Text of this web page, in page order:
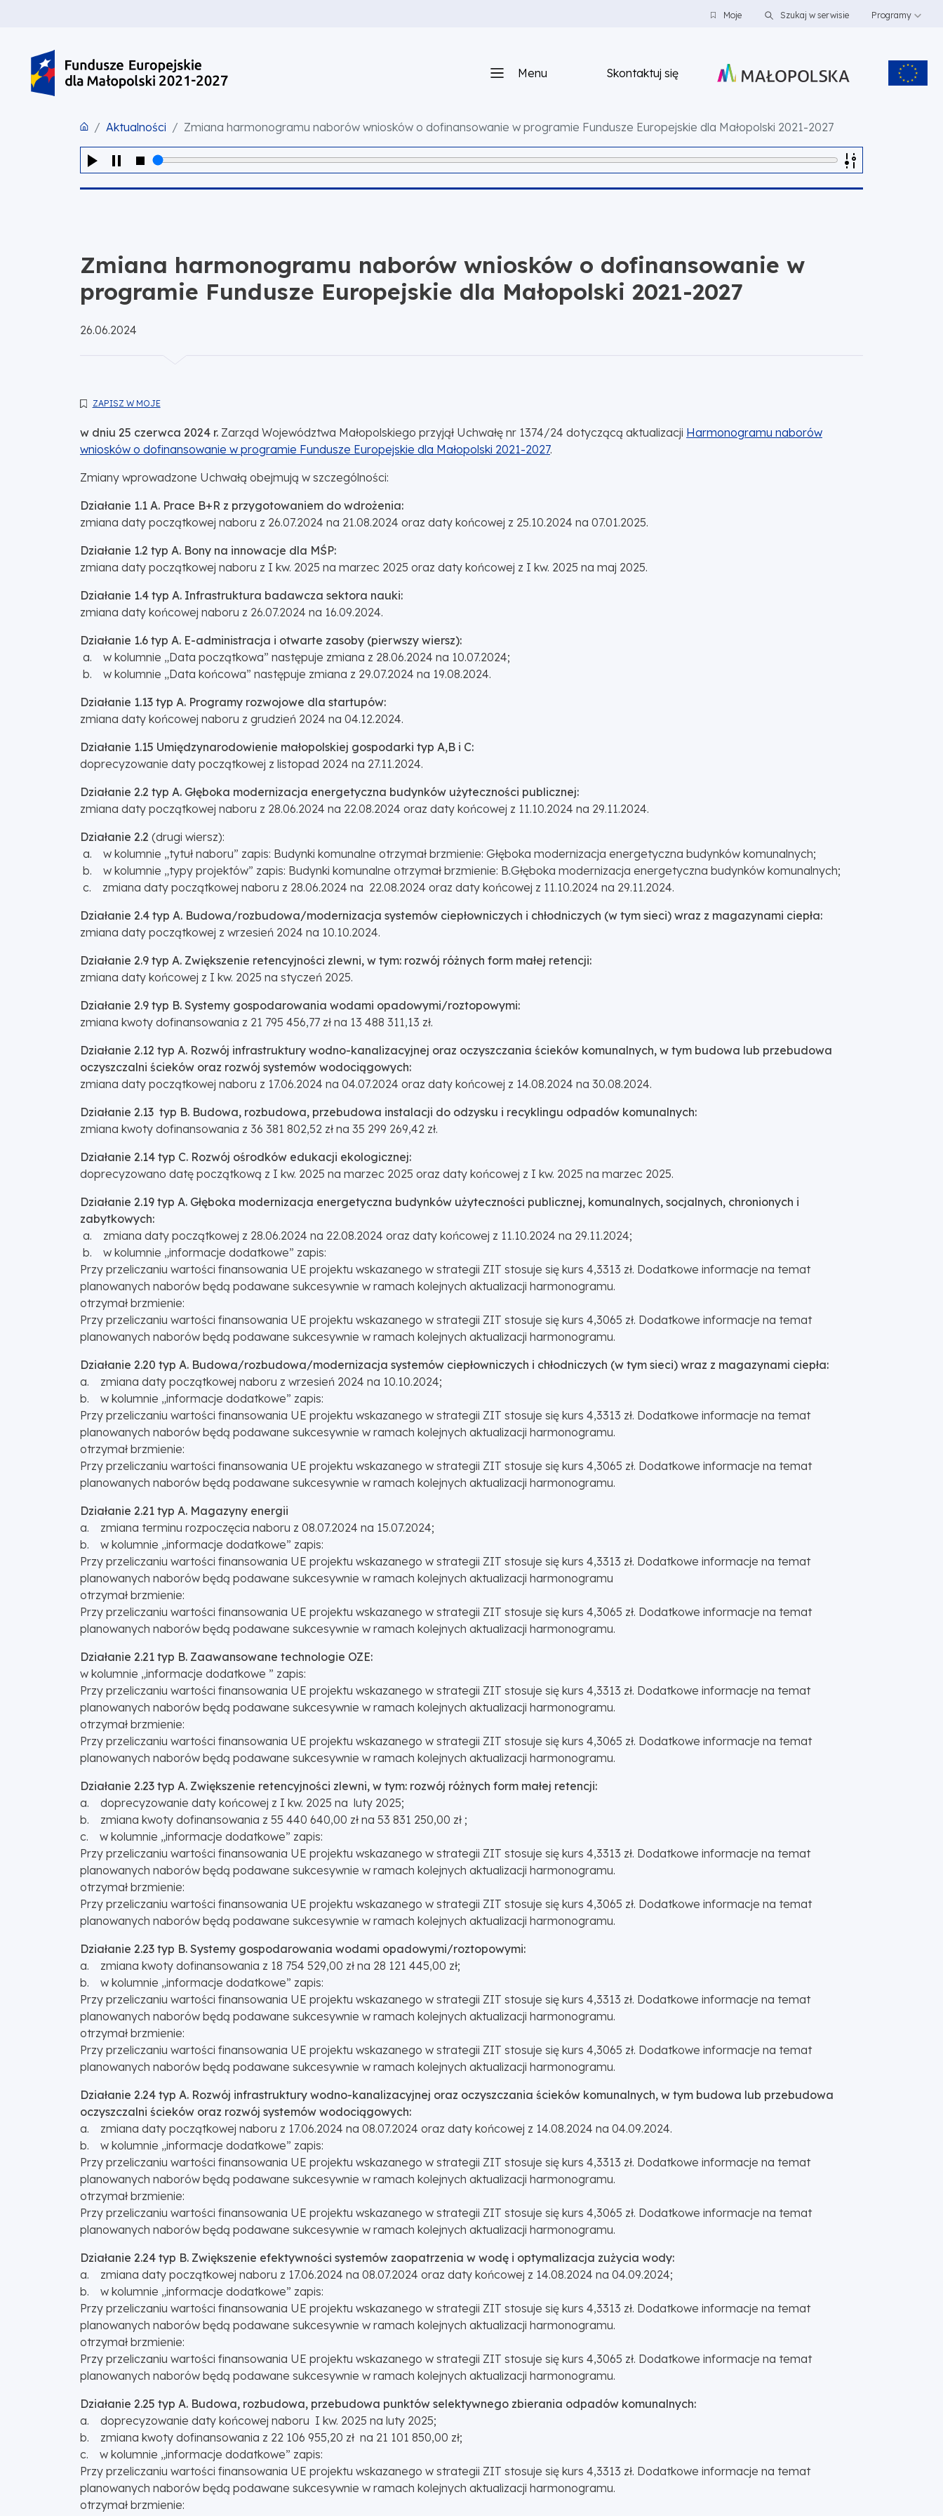
Moje Szukaj w serwisie Programy
Menu Skontaktuj się
Aktualności Zmiana harmonogramu naborów wniosków o dofinansowanie w programie Fundusze Europejskie dla Małopolski 2021-2027
Zmiana harmonogramu naborów wniosków o dofinansowanie w
programie Fundusze Europejskie dla Małopolski 2021-2027
Opublikowano:
26.06.2024
ZAPISZ W MOJE
w dniu 25 czerwca 2024 r. Zarząd Województwa Małopolskiego przyjął Uchwałę nr 1374/24 dotyczącą aktualizacji Harmonogramu naborów
wniosków o dofinansowanie w programie Fundusze Europejskie dla Małopolski 2021-2027.
Zmiany wprowadzone Uchwałą obejmują w szczególności:
Działanie 1.1 A. Prace B+R z przygotowaniem do wdrożenia:
zmiana daty początkowej naboru z 26.07.2024 na 21.08.2024 oraz daty końcowej z 25.10.2024 na 07.01.2025.
Działanie 1.2 typ A. Bony na innowacje dla MŚP:
zmiana daty początkowej naboru z I kw. 2025 na marzec 2025 oraz daty końcowej z I kw. 2025 na maj 2025.
Działanie 1.4 typ A. Infrastruktura badawcza sektora nauki:
zmiana daty końcowej naboru z 26.07.2024 na 16.09.2024.
Działanie 1.6 typ A. E-administracja i otwarte zasoby (pierwszy wiersz):
a. w kolumnie „Data początkowa” następuje zmiana z 28.06.2024 na 10.07.2024;
b. w kolumnie „Data końcowa” następuje zmiana z 29.07.2024 na 19.08.2024.
Działanie 1.13 typ A. Programy rozwojowe dla startupów:
zmiana daty końcowej naboru z grudzień 2024 na 04.12.2024.
Działanie 1.15 Umiędzynarodowienie małopolskiej gospodarki typ A,B i C:
doprecyzowanie daty początkowej z listopad 2024 na 27.11.2024.
Działanie 2.2 typ A. Głęboka modernizacja energetyczna budynków użyteczności publicznej:
zmiana daty początkowej naboru z 28.06.2024 na 22.08.2024 oraz daty końcowej z 11.10.2024 na 29.11.2024.
Działanie 2.2 (drugi wiersz):
a. w kolumnie „tytuł naboru” zapis: Budynki komunalne otrzymał brzmienie: Głęboka modernizacja energetyczna budynków komunalnych;
b. w kolumnie „typy projektów” zapis: Budynki komunalne otrzymał brzmienie: B.Głęboka modernizacja energetyczna budynków komunalnych;
c. zmiana daty początkowej naboru z 28.06.2024 na 22.08.2024 oraz daty końcowej z 11.10.2024 na 29.11.2024.
Działanie 2.4 typ A. Budowa/rozbudowa/modernizacja systemów ciepłowniczych i chłodniczych (w tym sieci) wraz z magazynami ciepła:
zmiana daty początkowej z wrzesień 2024 na 10.10.2024.
Działanie 2.9 typ A. Zwiększenie retencyjności zlewni, w tym: rozwój różnych form małej retencji:
zmiana daty końcowej z I kw. 2025 na styczeń 2025.
Działanie 2.9 typ B. Systemy gospodarowania wodami opadowymi/roztopowymi:
zmiana kwoty dofinansowania z 21 795 456,77 zł na 13 488 311,13 zł.
Działanie 2.12 typ A. Rozwój infrastruktury wodno-kanalizacyjnej oraz oczyszczania ścieków komunalnych, w tym budowa lub przebudowa
oczyszczalni ścieków oraz rozwój systemów wodociągowych:
zmiana daty początkowej naboru z 17.06.2024 na 04.07.2024 oraz daty końcowej z 14.08.2024 na 30.08.2024.
Działanie 2.13 typ B. Budowa, rozbudowa, przebudowa instalacji do odzysku i recyklingu odpadów komunalnych:
zmiana kwoty dofinansowania z 36 381 802,52 zł na 35 299 269,42 zł.
Działanie 2.14 typ C. Rozwój ośrodków edukacji ekologicznej:
doprecyzowano datę początkową z I kw. 2025 na marzec 2025 oraz daty końcowej z I kw. 2025 na marzec 2025.
Działanie 2.19 typ A. Głęboka modernizacja energetyczna budynków użyteczności publicznej, komunalnych, socjalnych, chronionych i
zabytkowych:
a. zmiana daty początkowej z 28.06.2024 na 22.08.2024 oraz daty końcowej z 11.10.2024 na 29.11.2024;
b. w kolumnie „informacje dodatkowe” zapis:
Przy przeliczaniu wartości finansowania UE projektu wskazanego w strategii ZIT stosuje się kurs 4,3313 zł. Dodatkowe informacje na temat
planowanych naborów będą podawane sukcesywnie w ramach kolejnych aktualizacji harmonogramu.
otrzymał brzmienie:
Przy przeliczaniu wartości finansowania UE projektu wskazanego w strategii ZIT stosuje się kurs 4,3065 zł. Dodatkowe informacje na temat
planowanych naborów będą podawane sukcesywnie w ramach kolejnych aktualizacji harmonogramu.
Działanie 2.20 typ A. Budowa/rozbudowa/modernizacja systemów ciepłowniczych i chłodniczych (w tym sieci) wraz z magazynami ciepła:
a. zmiana daty początkowej naboru z wrzesień 2024 na 10.10.2024;
b. w kolumnie „informacje dodatkowe” zapis:
Przy przeliczaniu wartości finansowania UE projektu wskazanego w strategii ZIT stosuje się kurs 4,3313 zł. Dodatkowe informacje na temat
planowanych naborów będą podawane sukcesywnie w ramach kolejnych aktualizacji harmonogramu.
otrzymał brzmienie:
Przy przeliczaniu wartości finansowania UE projektu wskazanego w strategii ZIT stosuje się kurs 4,3065 zł. Dodatkowe informacje na temat
planowanych naborów będą podawane sukcesywnie w ramach kolejnych aktualizacji harmonogramu.
Działanie 2.21 typ A. Magazyny energii
a. zmiana terminu rozpoczęcia naboru z 08.07.2024 na 15.07.2024;
b. w kolumnie „informacje dodatkowe” zapis:
Przy przeliczaniu wartości finansowania UE projektu wskazanego w strategii ZIT stosuje się kurs 4,3313 zł. Dodatkowe informacje na temat
planowanych naborów będą podawane sukcesywnie w ramach kolejnych aktualizacji harmonogramu
otrzymał brzmienie:
Przy przeliczaniu wartości finansowania UE projektu wskazanego w strategii ZIT stosuje się kurs 4,3065 zł. Dodatkowe informacje na temat
planowanych naborów będą podawane sukcesywnie w ramach kolejnych aktualizacji harmonogramu.
Działanie 2.21 typ B. Zaawansowane technologie OZE:
w kolumnie „informacje dodatkowe ” zapis:
Przy przeliczaniu wartości finansowania UE projektu wskazanego w strategii ZIT stosuje się kurs 4,3313 zł. Dodatkowe informacje na temat
planowanych naborów będą podawane sukcesywnie w ramach kolejnych aktualizacji harmonogramu.
otrzymał brzmienie:
Przy przeliczaniu wartości finansowania UE projektu wskazanego w strategii ZIT stosuje się kurs 4,3065 zł. Dodatkowe informacje na temat
planowanych naborów będą podawane sukcesywnie w ramach kolejnych aktualizacji harmonogramu.
Działanie 2.23 typ A. Zwiększenie retencyjności zlewni, w tym: rozwój różnych form małej retencji:
a. doprecyzowanie daty końcowej z I kw. 2025 na luty 2025;
b. zmiana kwoty dofinansowania z 55 440 640,00 zł na 53 831 250,00 zł ;
c. w kolumnie „informacje dodatkowe” zapis:
Przy przeliczaniu wartości finansowania UE projektu wskazanego w strategii ZIT stosuje się kurs 4,3313 zł. Dodatkowe informacje na temat
planowanych naborów będą podawane sukcesywnie w ramach kolejnych aktualizacji harmonogramu.
otrzymał brzmienie:
Przy przeliczaniu wartości finansowania UE projektu wskazanego w strategii ZIT stosuje się kurs 4,3065 zł. Dodatkowe informacje na temat
planowanych naborów będą podawane sukcesywnie w ramach kolejnych aktualizacji harmonogramu.
Działanie 2.23 typ B. Systemy gospodarowania wodami opadowymi/roztopowymi:
a. zmiana kwoty dofinansowania z 18 754 529,00 zł na 28 121 445,00 zł;
b. w kolumnie „informacje dodatkowe” zapis:
Przy przeliczaniu wartości finansowania UE projektu wskazanego w strategii ZIT stosuje się kurs 4,3313 zł. Dodatkowe informacje na temat
planowanych naborów będą podawane sukcesywnie w ramach kolejnych aktualizacji harmonogramu.
otrzymał brzmienie:
Przy przeliczaniu wartości finansowania UE projektu wskazanego w strategii ZIT stosuje się kurs 4,3065 zł. Dodatkowe informacje na temat
planowanych naborów będą podawane sukcesywnie w ramach kolejnych aktualizacji harmonogramu.
Działanie 2.24 typ A. Rozwój infrastruktury wodno-kanalizacyjnej oraz oczyszczania ścieków komunalnych, w tym budowa lub przebudowa
oczyszczalni ścieków oraz rozwój systemów wodociągowych:
a. zmiana daty początkowej naboru z 17.06.2024 na 08.07.2024 oraz daty końcowej z 14.08.2024 na 04.09.2024.
b. w kolumnie „informacje dodatkowe” zapis:
Przy przeliczaniu wartości finansowania UE projektu wskazanego w strategii ZIT stosuje się kurs 4,3313 zł. Dodatkowe informacje na temat
planowanych naborów będą podawane sukcesywnie w ramach kolejnych aktualizacji harmonogramu.
otrzymał brzmienie:
Przy przeliczaniu wartości finansowania UE projektu wskazanego w strategii ZIT stosuje się kurs 4,3065 zł. Dodatkowe informacje na temat
planowanych naborów będą podawane sukcesywnie w ramach kolejnych aktualizacji harmonogramu.
Działanie 2.24 typ B. Zwiększenie efektywności systemów zaopatrzenia w wodę i optymalizacja zużycia wody:
a. zmiana daty początkowej naboru z 17.06.2024 na 08.07.2024 oraz daty końcowej z 14.08.2024 na 04.09.2024;
b. w kolumnie „informacje dodatkowe” zapis:
Przy przeliczaniu wartości finansowania UE projektu wskazanego w strategii ZIT stosuje się kurs 4,3313 zł. Dodatkowe informacje na temat
planowanych naborów będą podawane sukcesywnie w ramach kolejnych aktualizacji harmonogramu.
otrzymał brzmienie:
Przy przeliczaniu wartości finansowania UE projektu wskazanego w strategii ZIT stosuje się kurs 4,3065 zł. Dodatkowe informacje na temat
planowanych naborów będą podawane sukcesywnie w ramach kolejnych aktualizacji harmonogramu.
Działanie 2.25 typ A. Budowa, rozbudowa, przebudowa punktów selektywnego zbierania odpadów komunalnych:
a. doprecyzowanie daty końcowej naboru I kw. 2025 na luty 2025;
b. zmiana kwoty dofinansowania z 22 106 955,20 zł na 21 101 850,00 zł;
c. w kolumnie „informacje dodatkowe” zapis:
Przy przeliczaniu wartości finansowania UE projektu wskazanego w strategii ZIT stosuje się kurs 4,3313 zł. Dodatkowe informacje na temat
planowanych naborów będą podawane sukcesywnie w ramach kolejnych aktualizacji harmonogramu.
otrzymał brzmienie: